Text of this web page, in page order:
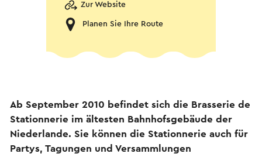
Zur Website
Planen Sie Ihre Route
Ab September 2010 befindet sich die Brasserie de
Stationnerie im ältesten Bahnhofsgebäude der
Niederlande. Sie können die Stationnerie auch für
Partys, Tagungen und Versammlungen